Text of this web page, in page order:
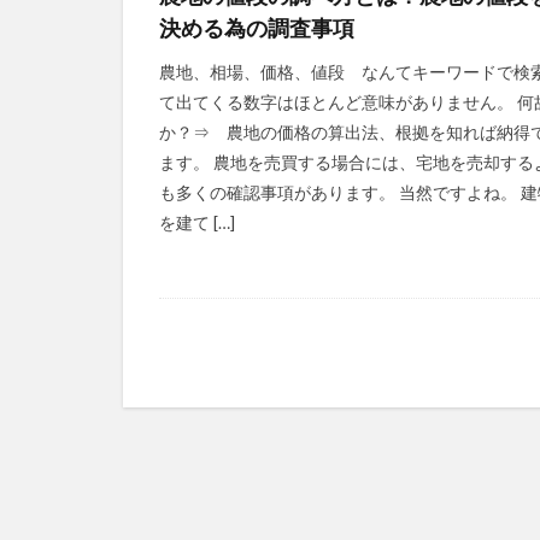
決める為の調査事項
農地、相場、価格、値段 なんてキーワードで検
て出てくる数字はほとんど意味がありません。 何
か？⇒ 農地の価格の算出法、根拠を知れば納得
ます。 農地を売買する場合には、宅地を売却する
も多くの確認事項があります。 当然ですよね。 建
を建て […]